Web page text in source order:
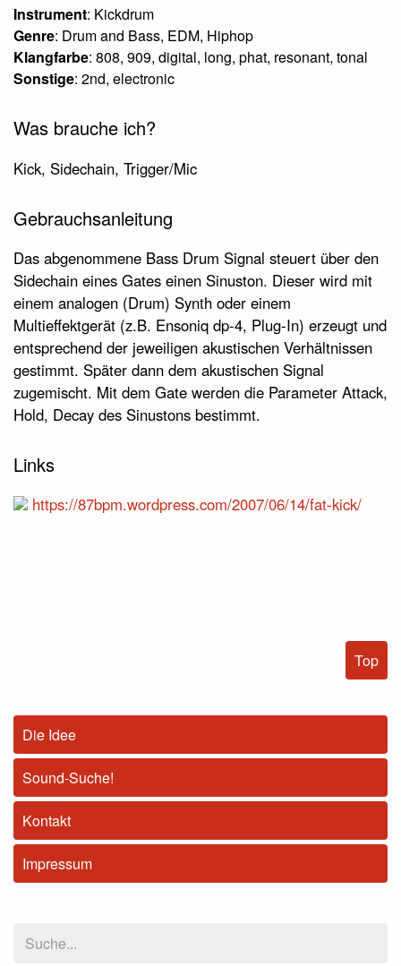
Instrument: Kickdrum
Genre: Drum and Bass, EDM, Hiphop
Klangfarbe: 808, 909, digital, long, phat, resonant, tonal
Sonstige: 2nd, electronic
Was brauche ich?
Kick, Sidechain, Trigger/Mic
Gebrauchsanleitung
Das abgenommene Bass Drum Signal steuert über den
Sidechain eines Gates einen Sinuston. Dieser wird mit
einem analogen (Drum) Synth oder einem
Multieffektgerät (z.B. Ensoniq dp-4, Plug-In) erzeugt und
entsprechend der jeweiligen akustischen Verhältnissen
gestimmt. Später dann dem akustischen Signal
zugemischt. Mit dem Gate werden die Parameter Attack,
Hold, Decay des Sinustons bestimmt.
Links
https://87bpm.wordpress.com/2007/06/14/fat-kick/
Top
Die Idee
Sound-Suche!
Kontakt
Impressum